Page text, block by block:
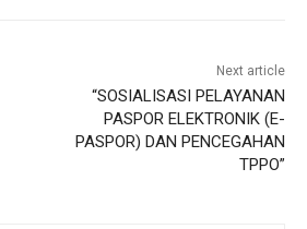
Next article
“SOSIALISASI PELAYANAN
PASPOR ELEKTRONIK (E-
PASPOR) DAN PENCEGAHAN
TPPO”